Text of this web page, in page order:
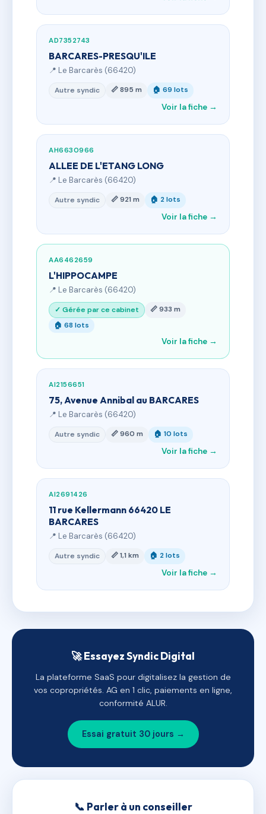
AD7352743
BARCARES-PRESQU'ILE
📍 Le Barcarès (66420)
Autre syndic 📏 895 m 🏠 69 lots
Voir la fiche →
AH6630966
ALLEE DE L'ETANG LONG
📍 Le Barcarès (66420)
Autre syndic 📏 921 m 🏠 2 lots
Voir la fiche →
AA6462659
L'HIPPOCAMPE
📍 Le Barcarès (66420)
✓ Gérée par ce cabinet
📏 933 m
🏠 68 lots
Voir la fiche →
AI2156651
75, Avenue Annibal au BARCARES
📍 Le Barcarès (66420)
Autre syndic 📏 960 m 🏠 10 lots
Voir la fiche →
AI2691426
11 rue Kellermann 66420 LE
BARCARES
📍 Le Barcarès (66420)
Autre syndic 📏 1,1 km 🏠 2 lots
Voir la fiche →
🚀 Essayez Syndic Digital
La plateforme SaaS pour digitalisez la gestion de
vos copropriétés. AG en 1 clic, paiements en ligne,
conformité ALUR.
Essai gratuit 30 jours →
📞 Parler à un conseiller